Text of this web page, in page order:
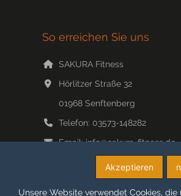
So erreichen Sie uns
SAKURA Fitness
Hörlitzer Straße 32
01968 Senftenberg
Telefon: 03573-148282
Email:info@sakura-fitness.de
www.sakura-fitness.de/
Akzeptieren
Unsere Website verwendet Cookies, die